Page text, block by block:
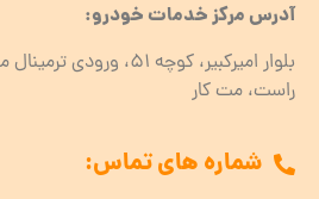
آدرس مرکز خدمات خودرو:
بلوار امیرکبیر، کوچه 51،
راست، مت کار
شماره های تماس: